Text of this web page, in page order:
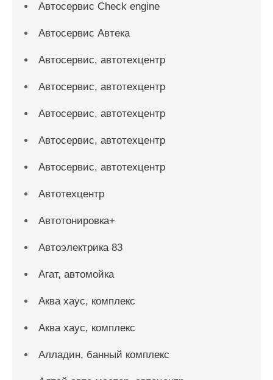
Автосервис Check engine
Автосервис Автека
Автосервис, автотехцентр
Автосервис, автотехцентр
Автосервис, автотехцентр
Автосервис, автотехцентр
Автосервис, автотехцентр
Автотехцентр
Автотонировка+
Автоэлектрика 83
Агат, автомойка
Аква хаус, комплекс
Аква хаус, комплекс
Алладин, банный комплекс